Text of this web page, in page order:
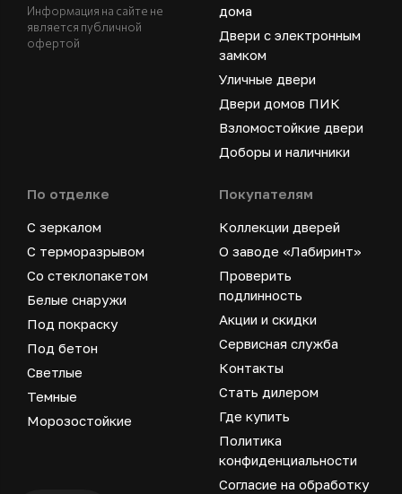
Информация на сайте не
является публичной
офертой
дома
Двери с электронным
замком
Уличные двери
Двери домов ПИК
Взломостойкие двери
Доборы и наличники
По отделке
С зеркалом
С терморазрывом
Со стеклопакетом
Белые снаружи
Под покраску
Под бетон
Светлые
Темные
Морозостойкие
Покупателям
Коллекции дверей
О заводе «Лабиринт»
Проверить
подлинность
Акции и скидки
Сервисная служба
Контакты
Стать дилером
Где купить
Политика
конфиденциальности
Согласие на обработку